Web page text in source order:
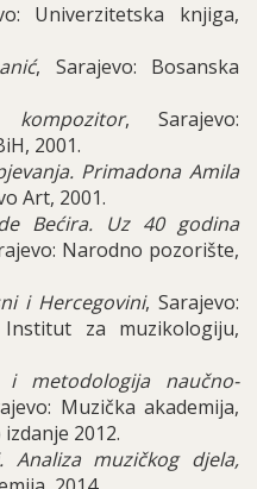
Univerzitetska knjiga,
, Sarajevo: Bosanska
, Sarajevo:
2001.
Primadona Amila
Art, 2001.
Bećira. Uz 40 godina
Narodno pozorište,
i Hercegovini, Sarajevo:
za muzikologiju,
metodologija naučno-
Muzička akademija,
2012.
muzičkog djela,